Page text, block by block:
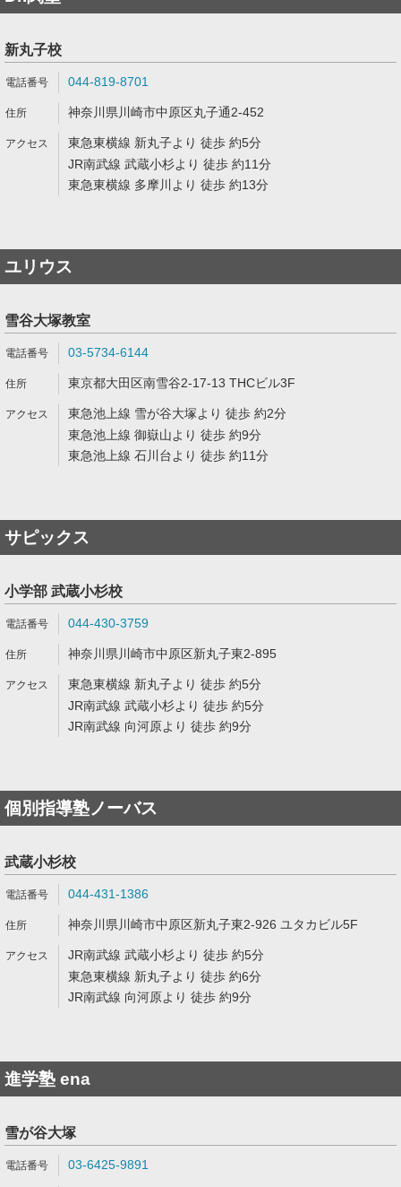
新丸子校
044-819-8701
神奈川県川崎市中原区丸子通2-452
東急東横線 新丸子より 徒歩 約5分
JR南武線 武蔵小杉より 徒歩 約11分
東急東横線 多摩川より 徒歩 約13分
ユリウス
雪谷大塚教室
03-5734-6144
東京都大田区南雪谷2-17-13 THCビル3F
東急池上線 雪が谷大塚より 徒歩 約2分
東急池上線 御嶽山より 徒歩 約9分
東急池上線 石川台より 徒歩 約11分
サピックス
小学部 武蔵小杉校
044-430-3759
神奈川県川崎市中原区新丸子東2-895
東急東横線 新丸子より 徒歩 約5分
JR南武線 武蔵小杉より 徒歩 約5分
JR南武線 向河原より 徒歩 約9分
個別指導塾ノーバス
武蔵小杉校
044-431-1386
神奈川県川崎市中原区新丸子東2-926 ユタカビル5F
JR南武線 武蔵小杉より 徒歩 約5分
東急東横線 新丸子より 徒歩 約6分
JR南武線 向河原より 徒歩 約9分
進学塾 ena
雪が谷大塚
03-6425-9891